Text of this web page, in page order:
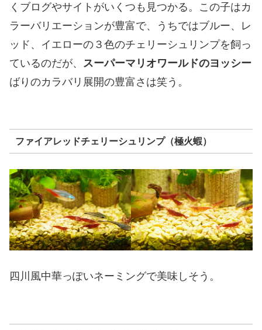
くブログやサイトがいくつも見つかる。この子はカ
ラーバリエーションが豊富で、うちではブルー、レ
ッド、イエローの３色のチェリーシュリンプを飼っ
ているのだが、 スーパーマリオワールドのヨッシー
ばりのカラバリ展開の豊富さは笑う。
ファイアレッドチェリーシュリンプ（極火蝦）
四川風中華っぽいネーミングで美味しそう。